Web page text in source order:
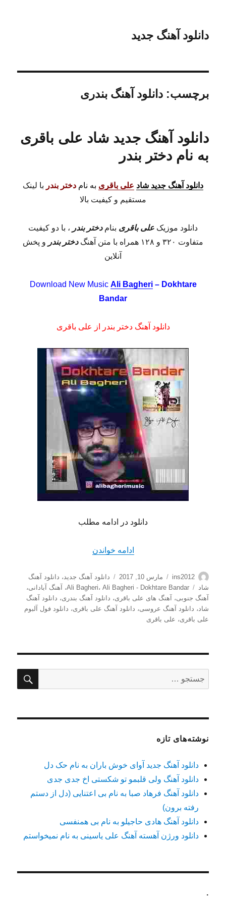
دانلود آهنگ جدید
برچسب:دانلود آهنگ بندری
دانلود آهنگ جدید شاد علی باقری
به نام دختر بندر
دانلود آهنگ جدید شاد علی باقری به نام دختر بندر با لینک
مستقیم و کیفیت بالا
دانلود موزیک علی باقری بنامدختر بندر ، با دو کیفیت
متفاوت ۳۲۰ و ۱۲۸ همراه با متن آهنگ
دختر بندر و پخش
آنلاین
Download New Music Ali Bagheri– Dokhtare
Bandar
دانلود آهنگ دختر بندر از علی باقری
دانلود در ادامه مطلب
ادامه خواندن
نویسنده
ins2012
ارسال
شده
در
مارس 10, 2017 دسته‌ها
دانلود آهنگ جدید، دانلود آهنگ
شاد
برچسب‌ها Ali Bagheri، Ali Bagheri - Dokhtare Bandar ، آهنگ آبادانی،
آهنگ جنوبی، آهنگ های علی باقری، دانلود آهنگ بندری، دانلود آهنگ
شاد، دانلود آهنگ عروسی، دانلود آهنگ علی باقری، دانلود فول آلبوم
علی باقری، علی باقری
برای:
نوشته‌های تازه
دانلود آهنگ جدید آوای خوش باران به نام حک دل
دانلود آهنگ ولی قلبمو تو شکستی اخ جدی جدی
دانلود آهنگ فرهاد صبا به نام بی اعتنایی (دل از دستم
رفته برون)
دانلود آهنگ هادی حاجیلو به نام بی همنفسی
دانلود ورژن آهسته آهنگ علی یاسینی به نام نمیخواستم
.